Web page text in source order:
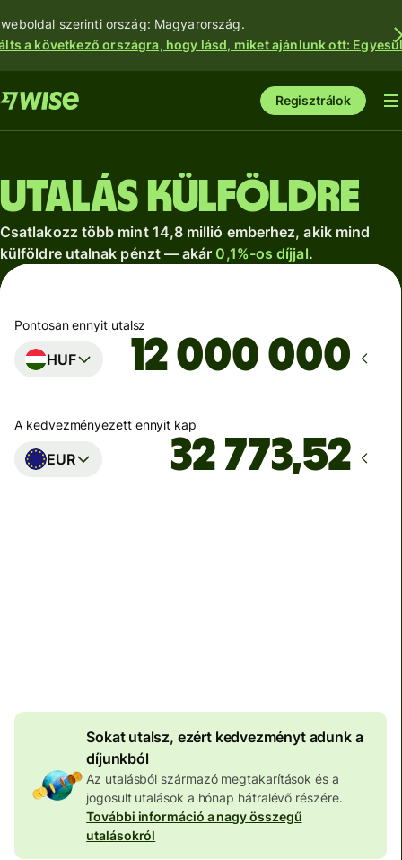
szerinti ország: Magyarország.
a következő országra, hogy lásd, miket ajánlunk ott:
Regisztrálok
Utalás külföldre
Csatlakozz több mint 14,8 millió emberhez, akik mind
külföldre utalnak pénzt — akár 0,1%-os díjjal.
Pontosan ennyit utalsz
HUF
A kedvezményezett ennyit kap
EUR
Sokat utalsz, ezért kedvezményt adunk a
díjunkból
Az utalásból származó megtakarítások és a
jogosult utalások a hónap hátralévő részére.
További információ a nagy összegű
utalásokról